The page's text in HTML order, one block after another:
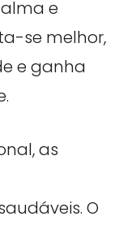
e
se melhor,
e ganha
as
O